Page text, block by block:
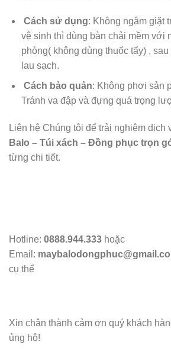
Cách sử dụng: Không ngâm giặt
vệ sinh thì dùng bàn chải mềm với
phòng( không dùng thuốc tẩy) ,
lau sạch.
Cách bảo quản: Không phơi sản
Tránh va đập và đựng quá trọng
Liên hệ Chúng tôi để trải nghiệm dịch
Balo – Túi xách – Đồng phục trọn
từng chi tiết.
Hotline: 0888.944.333 hoặc
Email:
cụ thể
Xin chân thành cảm ơn quý khách
ủng hộ!